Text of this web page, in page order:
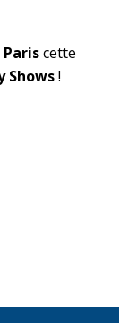
Pariscette
Shows!